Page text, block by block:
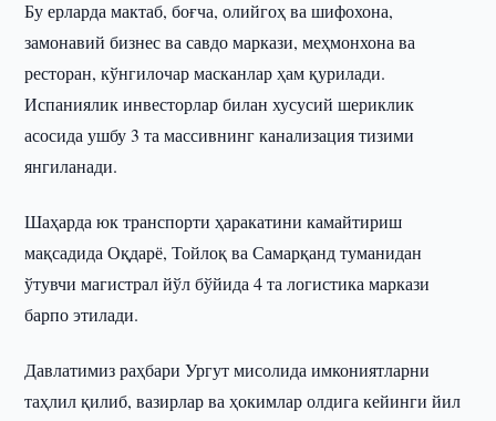
Бу ерларда мактаб, боғча, олийгоҳ ва шифохона,
замонавий бизнес ва савдо маркази, меҳмонхона ва
ресторан, кўнгилочар масканлар ҳам қурилади.
Испаниялик инвесторлар билан хусусий шериклик
асосида ушбу 3 та массивнинг канализация тизими
янгиланади.
Шаҳарда юк транспорти ҳаракатини камайтириш
мақсадида Оқдарё, Тойлоқ ва Самарқанд туманидан
ўтувчи магистрал йўл бўйида 4 та логистика маркази
барпо этилади.
Давлатимиз раҳбари Ургут мисолида имкониятларни
таҳлил қилиб, вазирлар ва ҳокимлар олдига кейинги йил